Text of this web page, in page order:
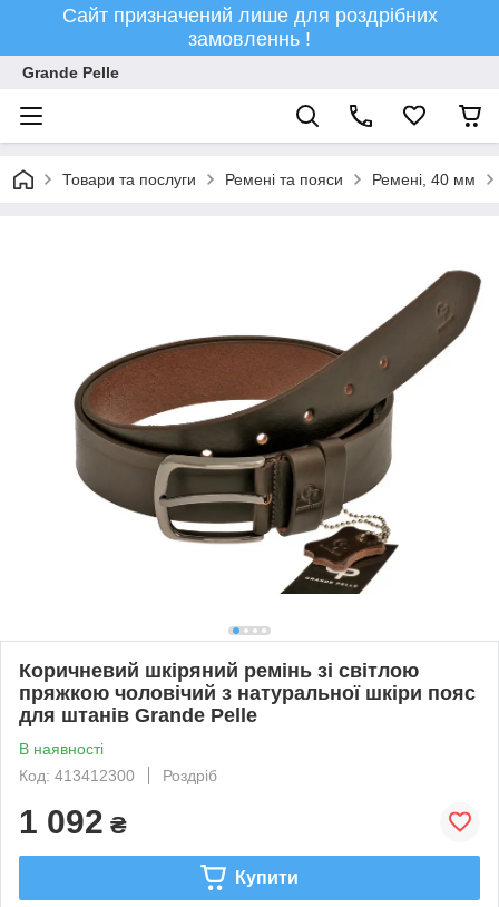
Сайт призначений лише для роздрібних
замовленнь !
Grande Pelle
Товари та послуги Ремені та пояси Ремені, 40 мм
Коричневий шкіряний ремінь зі світлою
пряжкою чоловічий з натуральної шкіри пояс
для штанів Grande Pelle
В наявності
Код: 413412300
Роздріб
1 092 ₴
Купити